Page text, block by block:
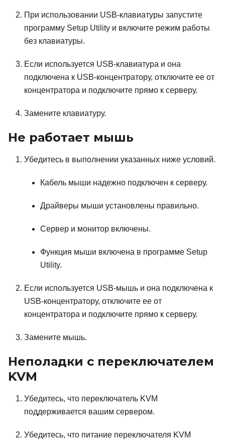
При использовании USB-клавиатуры запустите
программу Setup Utility и включите режим работы
без клавиатуры.
Если используется USB-клавиатура и она
подключена к USB-концентратору, отключите ее от
концентратора и подключите прямо к серверу.
Замените клавиатуру.
Не работает мышь
Убедитесь в выполнении указанных ниже условий.
Кабель мыши надежно подключен к серверу.
Драйверы мыши установлены правильно.
Сервер и монитор включены.
Функция мыши включена в программе Setup
Utility.
Если используется USB-мышь и она подключена к
USB-концентратору, отключите ее от
концентратора и подключите прямо к серверу.
Замените мышь.
Неполадки с переключателем
KVM
Убедитесь, что переключатель KVM
поддерживается вашим сервером.
Убедитесь, что питание переключателя KVM